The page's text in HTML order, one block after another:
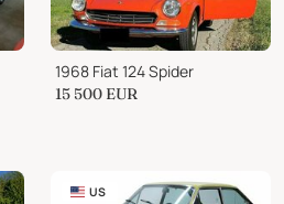
1968 Fiat 124 Spider
15 500 EUR
US